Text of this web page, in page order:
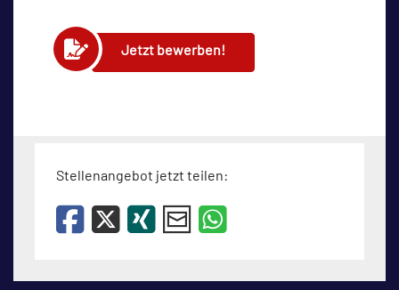
Jetzt bewerben!
Stellenangebot jetzt teilen: